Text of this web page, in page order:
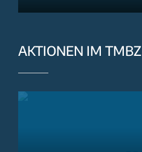
AKTIONEN IM TMBZ